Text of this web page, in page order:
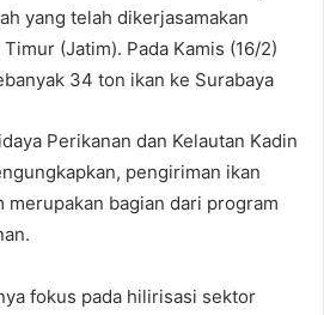
yang telah dikerjasamakan
(Jatim). Pada Kamis (16/2)
34 ton ikan ke Surabaya
Perikanan dan Kelautan Kadin
pengiriman ikan
merupakan bagian dari program
fokus pada hilirisasi sektor